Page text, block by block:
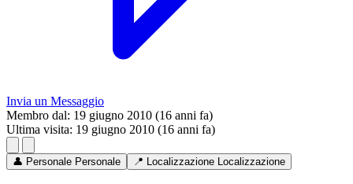
Invia un Messaggio
Membro dal: 19 giugno 2010 (16 anni fa)
Ultima visita: 19 giugno 2010 (16 anni fa)
👤 Personale Personale 📍 Localizzazione Localizzazione